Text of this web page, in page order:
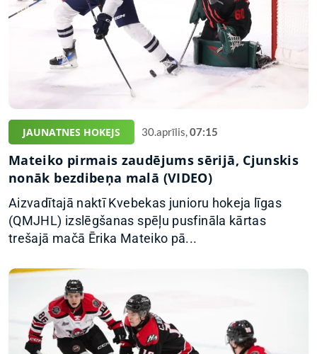
JAUNATNES HOKEJS 30.aprīlis,07:15
Mateiko pirmais zaudējums sērijā, Cjunskis
nonāk bezdibeņa malā (VIDEO)
Aizvadītajā naktī Kvebekas junioru hokeja līgas
(QMJHL) izslēgšanas spēļu pusfināla kārtas
trešajā mačā Ērika Mateiko pā...